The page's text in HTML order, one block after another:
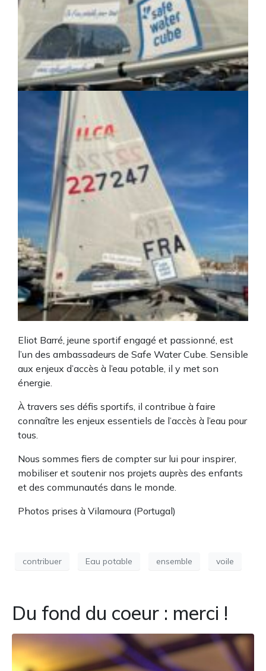
Eliot Barré, jeune sportif engagé et passionné, est
l’un des ambassadeurs de Safe Water Cube. Sensible
aux enjeux d’accès à l’eau potable, il y met son
énergie.
À travers ses défis sportifs, il contribue à faire
connaître les enjeux essentiels de l’accès à l’eau pour
tous.
Nous sommes fiers de compter sur lui pour inspirer,
mobiliser et soutenir nos projets auprès des enfants
et des communautés dans le monde.
Photos prises à Vilamoura (Portugal)
contribuer Eau potable ensemble voile
Du fond du coeur : merci !